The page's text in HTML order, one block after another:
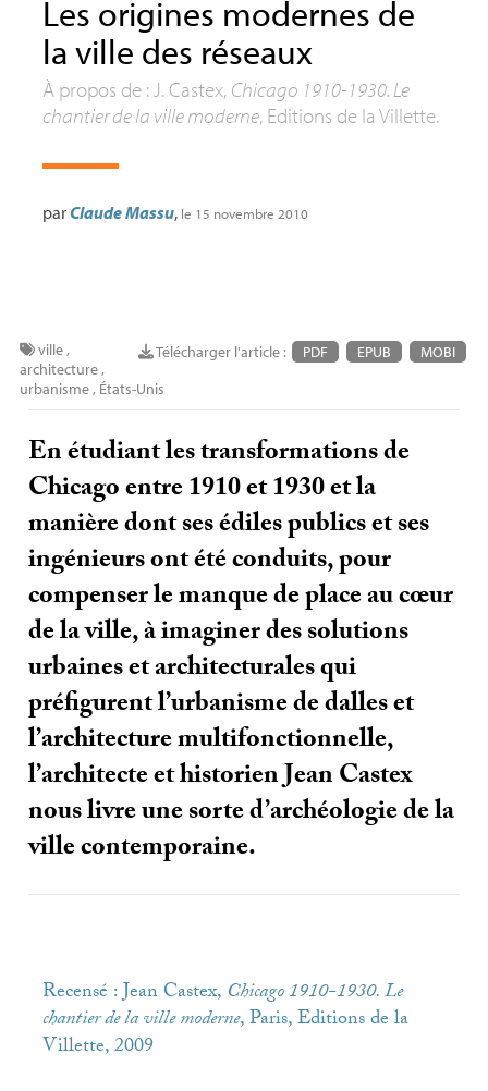
Les origines modernes de
la ville des réseaux
À propos de : J. Castex, Chicago 1910-1930. Le
chantier de la ville moderne, Editions de la Villette.
parClaude Massu, le 15 novembre 2010
Télécharger l'article : PDF EPUB MOBI
ville,
architecture,
urbanisme, États-Unis
En étudiant les transformations de
Chicago entre 1910 et 1930 et la
manière dont ses édiles publics et ses
ingénieurs ont été conduits, pour
compenser le manque de place au cœur
de la ville, à imaginer des solutions
urbaines et architecturales qui
préfigurent l’urbanisme de dalles et
l’architecture multifonctionnelle,
l’architecte et historien Jean Castex
nous livre une sorte d’archéologie de la
ville contemporaine.
Recensé : Jean Castex, Chicago 1910-1930. Le
chantier de la ville moderne, Paris, Editions de la
Villette, 2009